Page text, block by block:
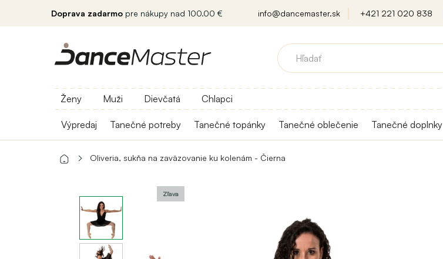
Doprava zadarmo pre nákupy nad 100.00 € info@dancemaster.sk +421 221 020 838
Ženy Muži Dievčatá Chlapci
Výpredaj Tanečné potreby Tanečné topánky Tanečné oblečenie Tanečné doplnky
Oliveria, sukňa na zaväzovanie ku kolenám - Čierna
Zľava